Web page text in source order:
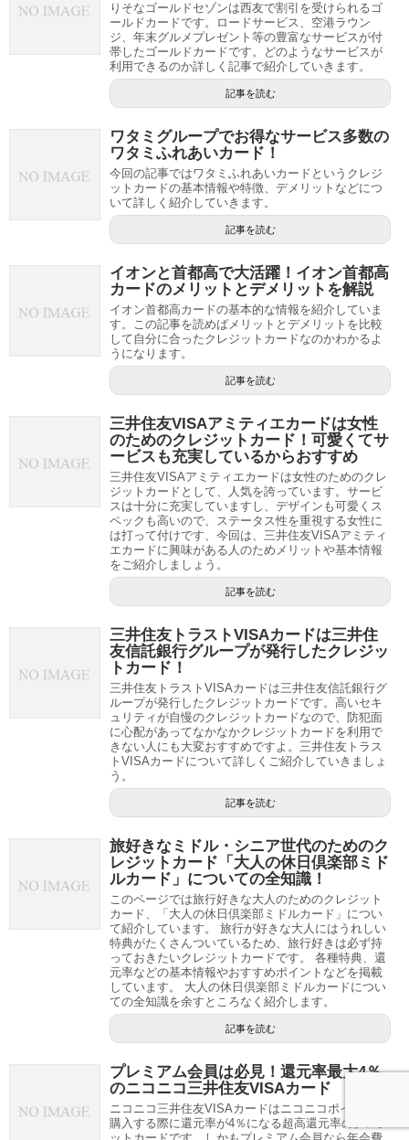
りそなゴールドセゾンは西友で割引を受けられるゴ
ールドカードです。ロードサービス、空港ラウン
ジ、年末グルメプレゼント等の豊富なサービスが付
帯したゴールドカードです。どのようなサービスが
利用できるのか詳しく記事で紹介していきます。
記事を読む
ワタミグループでお得なサービス多数の
ワタミふれあいカード！
今回の記事ではワタミふれあいカードというクレジ
ットカードの基本情報や特徴、デメリットなどにつ
いて詳しく紹介していきます。
記事を読む
イオンと首都高で大活躍！イオン首都高
カードのメリットとデメリットを解説
イオン首都高カードの基本的な情報を紹介していま
す。この記事を読めばメリットとデメリットを比較
して自分に合ったクレジットカードなのかわかるよ
うになります。
記事を読む
三井住友VISAアミティエカードは女性
のためのクレジットカード！可愛くてサ
ービスも充実しているからおすすめ
三井住友VISAアミティエカードは女性のためのクレ
ジットカードとして、人気を誇っています。サービ
スは十分に充実していますし、デザインも可愛くス
ペックも高いので、ステータス性を重視する女性に
は打って付けです、今回は、三井住友VISAアミティ
エカードに興味がある人のためメリットや基本情報
をご紹介しましょう。
記事を読む
三井住友トラストVISAカードは三井住
友信託銀行グループが発行したクレジッ
トカード！
三井住友トラストVISAカードは三井住友信託銀行グ
ループが発行したクレジットカードです。高いセキ
ュリティが自慢のクレジットカードなので、防犯面
に心配があってなかなかクレジットカードを利用で
きない人にも大変おすすめですよ。三井住友トラス
トVISAカードについて詳しくご紹介していきましょ
う。
記事を読む
旅好きなミドル・シニア世代のためのク
レジットカード「大人の休日倶楽部ミド
ルカード」についての全知識！
このページでは旅行好きな大人のためのクレジット
カード、「大人の休日倶楽部ミドルカード」につい
て紹介しています。 旅行が好きな大人にはうれしい
特典がたくさんついているため、旅行好きは必ず持
っておきたいクレジットカードです。 各種特典、還
元率などの基本情報やおすすめポイントなどを掲載
しています。 大人の休日倶楽部ミドルカードについ
ての全知識を余すところなく紹介します。
記事を読む
プレミアム会員は必見！還元率最大4％
のニコニコ三井住友VISAカード
ニコニコ三井住友VISAカードはニコニコポイントを
購入する際に還元率が4％になる超高還元率のクレジ